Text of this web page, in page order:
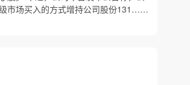
市场买入的方式增持公司股份131……